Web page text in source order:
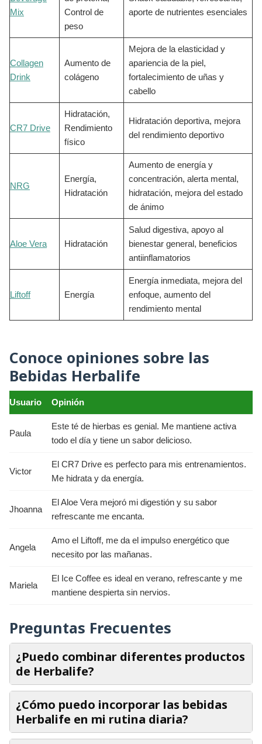
Mix
Control de
peso
aporte de nutrientes esenciales
Collagen
Drink
Aumento de
colágeno
Mejora de la elasticidad y
apariencia de la piel,
fortalecimiento de uñas y
cabello
CR7 Drive
Hidratación,
Rendimiento
físico
Hidratación deportiva, mejora
del rendimiento deportivo
NRG
Energía,
Hidratación
Aumento de energía y
concentración, alerta mental,
hidratación, mejora del estado
de ánimo
Aloe Vera Hidratación
Salud digestiva, apoyo al
bienestar general, beneficios
antiinflamatorios
Liftoff Energía
Energía inmediata, mejora del
enfoque, aumento del
rendimiento mental
Conoce opiniones sobre las
Bebidas Herbalife
Usuario Opinión
Paula
Este té de hierbas es genial. Me mantiene activa
todo el día y tiene un sabor delicioso.
Victor
El CR7 Drive es perfecto para mis entrenamientos.
Me hidrata y da energía.
Jhoanna
El Aloe Vera mejoró mi digestión y su sabor
refrescante me encanta.
Angela
Amo el Liftoff, me da el impulso energético que
necesito por las mañanas.
Mariela
El Ice Coffee es ideal en verano, refrescante y me
mantiene despierta sin nervios.
Preguntas Frecuentes
¿Puedo combinar diferentes productos
de Herbalife?
¿Cómo puedo incorporar las bebidas
Herbalife en mi rutina diaria?